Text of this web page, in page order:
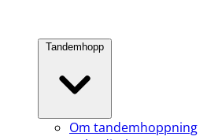
Tandemhopp
Om tandemhoppning